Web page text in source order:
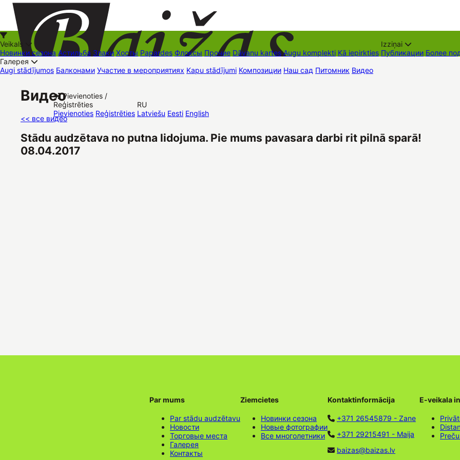
Pievienoties /
Reģistrēties
Pievienoties Reģistrēties
RU
Latviešu Eesti English
Veikals
Новинки сезона Астильба Злаки Хосты Papardes Флоксы Прочие Dāvanu kartes Augu komplekti Kā iepirkties
Izziņai
Публикации Более
Галерея
Augi stādījumos Балконами Участие в мероприятиях Kapu stādījumi Композиции Наш сад Питомник Видео
Видео
<< все видео
Stādu audzētava no putna lidojuma. Pie mums pavasara darbi rit pilnā sparā!
08.04.2017
Par mums
Par stādu audzētavu
Новости
Торговые места
Галерея
Контакты
Ziemcietes
Новинки сезона
Новые фотографии
Все многолетники
Kontaktinformācija
+371 26545879 - Zane
+371 29215491 - Maija
baizas@baizas.lv
E-veikala